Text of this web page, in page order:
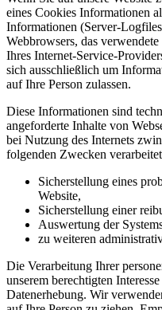
eines Cookies Informationen
Informationen (Server-
Webbrowsers, das
Ihres Internet-Service-
sich ausschließlich um
auf Ihre Person zulassen.
Diese Informationen sind
angeforderte Inhalte von
bei Nutzung des Internets
folgenden Zwecken
Sicherstellung eines
Website,
Sicherstellung einer
Auswertung der
zu weiteren
Die Verarbeitung Ihrer
unserem berechtigten
Datenerhebung. Wir